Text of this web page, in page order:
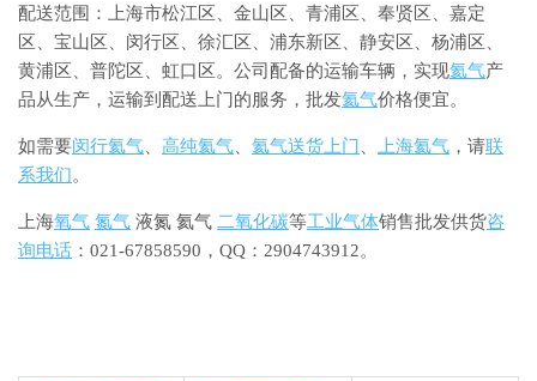
配送范围：上海市松江区、金山区、青浦区、奉贤区、嘉定
区、宝山区、闵行区、徐汇区、浦东新区、静安区、杨浦区、
黄浦区、普陀区、虹口区。公司配备的运输车辆，实现氦气产
品从生产，运输到配送上门的服务，批发氦气价格便宜。
如需要闵行氦气 高纯氦气 氦气送货上门 上海氦气 ，请联
系我们。
上海氧气 氮气 液氮 氦气 二氧化碳等工业气体销售批发供货咨
询电话 ：021-67858590，QQ：2904743912。